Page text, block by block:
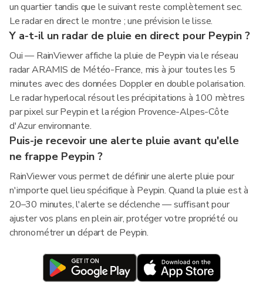
un quartier tandis que le suivant reste complètement sec.
Le radar en direct le montre ; une prévision le lisse.
Y a-t-il un radar de pluie en direct pour Peypin ?
Oui — RainViewer affiche la pluie de Peypin via le réseau
radar ARAMIS de Météo-France, mis à jour toutes les 5
minutes avec des données Doppler en double polarisation.
Le radar hyperlocal résout les précipitations à 100 mètres
par pixel sur Peypin et la région Provence-Alpes-Côte
d'Azur environnante.
Puis-je recevoir une alerte pluie avant qu'elle
ne frappe Peypin ?
RainViewer vous permet de définir une alerte pluie pour
n'importe quel lieu spécifique à Peypin. Quand la pluie est à
20–30 minutes, l'alerte se déclenche — suffisant pour
ajuster vos plans en plein air, protéger votre propriété ou
chronométrer un départ de Peypin.